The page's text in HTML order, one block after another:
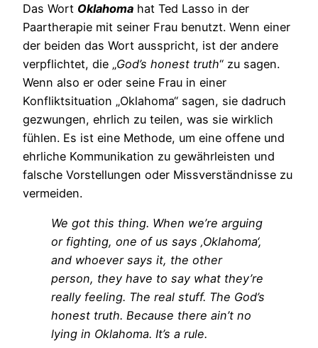
Das Wort Oklahoma hat Ted Lasso in der
Paartherapie mit seiner Frau benutzt. Wenn einer
der beiden das Wort ausspricht, ist der andere
verpflichtet, die „God’s honest truth“ zu sagen.
Wenn also er oder seine Frau in einer
Konfliktsituation „Oklahoma“ sagen, sie dadruch
gezwungen, ehrlich zu teilen, was sie wirklich
fühlen. Es ist eine Methode, um eine offene und
ehrliche Kommunikation zu gewährleisten und
falsche Vorstellungen oder Missverständnisse zu
vermeiden.
We got this thing. When we’re arguing
or fighting, one of us says ‚Oklahoma‘,
and whoever says it, the other
person, they have to say what they’re
really feeling. The real stuff. The God’s
honest truth. Because there ain’t no
lying in Oklahoma. It’s a rule.